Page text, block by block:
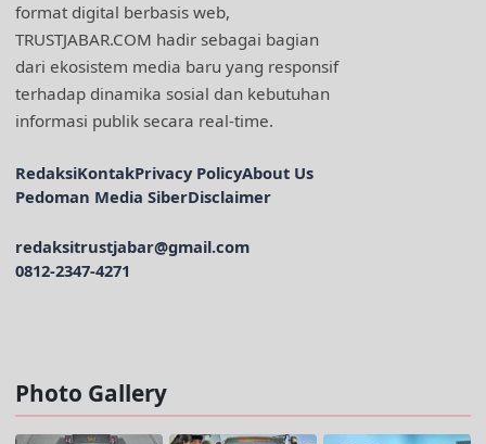
format digital berbasis web,
TRUSTJABAR.COM hadir sebagai bagian
dari ekosistem media baru yang responsif
terhadap dinamika sosial dan kebutuhan
informasi publik secara real-time.
RedaksiKontakPrivacy PolicyAbout Us
Pedoman Media SiberDisclaimer
redaksitrustjabar@gmail.com
0812-2347-4271
Photo Gallery